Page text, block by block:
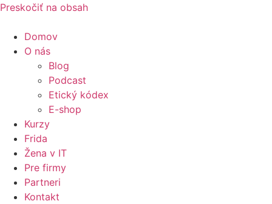
Preskočiť na obsah
Domov
O nás
Blog
Podcast
Etický kódex
E-shop
Kurzy
Frida
Žena v IT
Pre firmy
Partneri
Kontakt